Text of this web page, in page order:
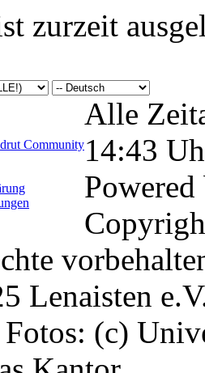
zurzeit
Community
Alle
14:43
Lenaisten
Fotos: (c)